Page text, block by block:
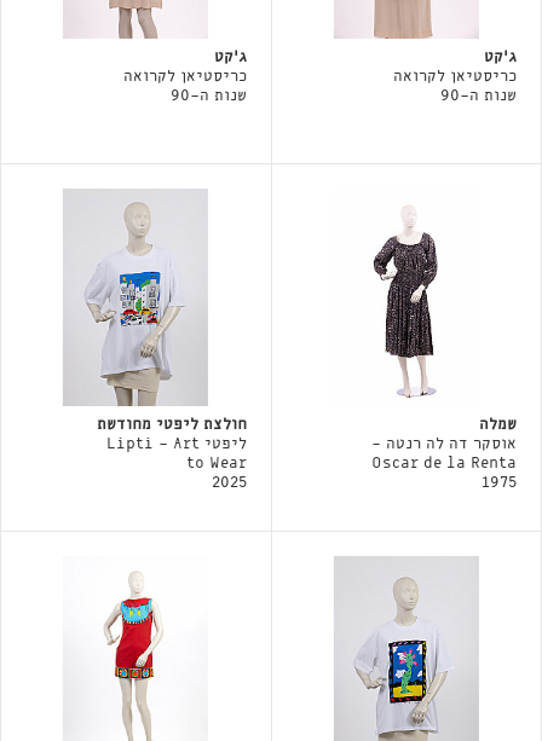
ג'קט
כריסטיאן לקרואה
שנות ה-90
ג'קט
כריסטיאן לקרואה
שנות ה-90
שמלה
אוסקר דה לה רנטה -
Oscar de la Renta
1975
חולצת ליפטי מחודשת
ליפטי Lipti - Art
to Wear
2025